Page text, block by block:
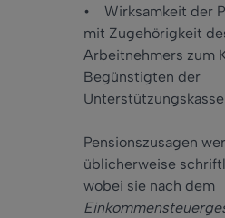
• Wirksamkeit der
mit Zugehörigkeit
Arbeitnehmers zum
Begünstigten der
Unterstützungskasse
Pensionszusagen
üblicherweise
wobei sie nach dem